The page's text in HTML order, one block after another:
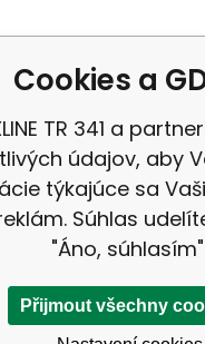
Cookies a
TR 341 a
údajov, aby
týkajúce sa
Súhlas
"Áno,
Přijmout všechny